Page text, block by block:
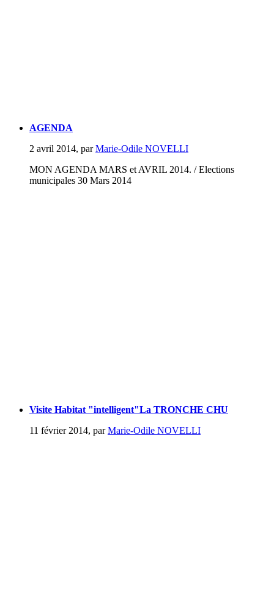
AGENDA
2 avril 2014, parMarie-Odile NOVELLI
MON AGENDA MARS et AVRIL 2014. / Elections
municipales 30 Mars 2014
Visite Habitat "intelligent"La TRONCHE CHU
11 février 2014, parMarie-Odile NOVELLI